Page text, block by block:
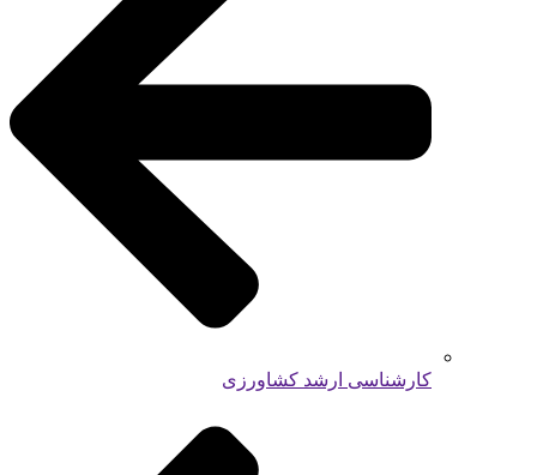
کارشناسی ارشد کشاورزی